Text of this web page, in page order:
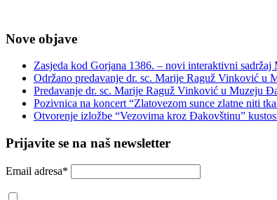
Nove objave
Zasjeda kod Gorjana 1386. – novi interaktivni
Održano predavanje dr. sc. Marije Raguž Vinković u
Predavanje dr. sc. Marije Raguž Vinković u Muzeju
Pozivnica na koncert “Zlatovezom sunce zlatne niti
Otvorenje izložbe “Vezovima kroz Đakovštinu”
Prijavite se na naš newsletter
Email adresa*